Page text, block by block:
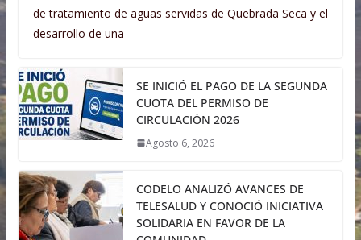
de tratamiento de aguas servidas de Quebrada Seca y el
desarrollo de una
SE INICIÓ EL PAGO DE LA SEGUNDA
CUOTA DEL PERMISO DE
CIRCULACIÓN 2026
Agosto 6, 2026
CODELO ANALIZÓ AVANCES DE
TELESALUD Y CONOCIÓ INICIATIVA
SOLIDARIA EN FAVOR DE LA